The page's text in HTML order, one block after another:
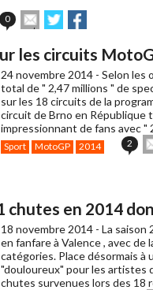
0
Envoyer
cet
à
un
ami
Partager
sur sur
les circuits
24 novembre 2014 - Selon les
total de " 2,47 millions " de
sur les 18 circuits de la
circuit de Brno en République
impressionnant de fans avec
Sport MotoGP 2014 2
chutes en 2014
18 novembre 2014 - La saison
en fanfare à Valence , avec de
catégories. Place désormais
"douloureux" pour les artistes
chutes survenues lors des 18